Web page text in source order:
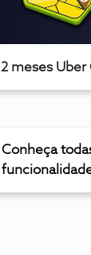
meses Uber
Conheça